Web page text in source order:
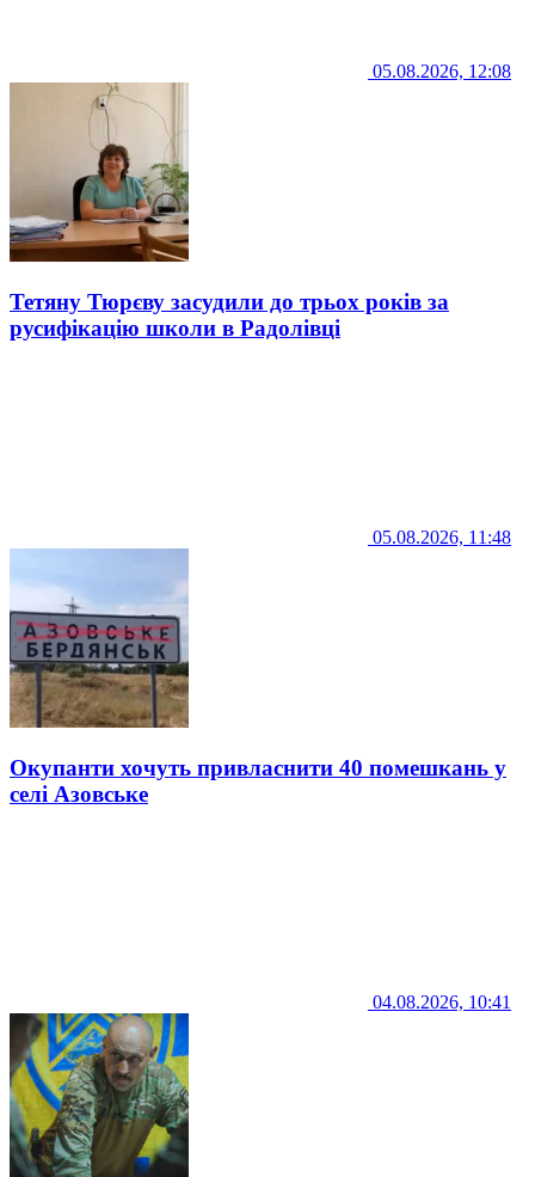
05.08.2026, 12:08
Тетяну Тюрєву засудили до трьох років за
русифікацію школи в Радолівці
05.08.2026, 11:48
Окупанти хочуть привласнити 40 помешкань у
селі Азовське
04.08.2026, 10:41